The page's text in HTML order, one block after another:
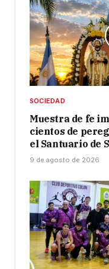
SOCIEDAD
Muestra de fe
cientos de
el Santuario de
9 de agosto de 2026